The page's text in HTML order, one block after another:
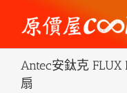
content
Antec安鈦克
扇